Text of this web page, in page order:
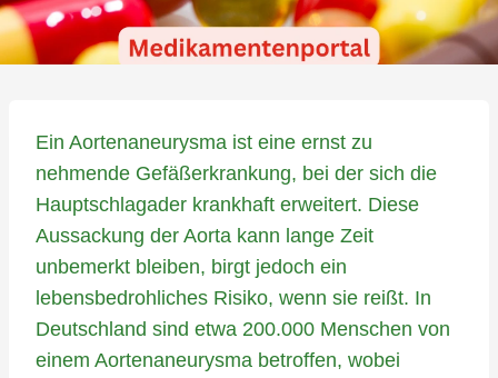
Ein Aortenaneurysma ist eine ernst zu
nehmende Gefäßerkrankung, bei der sich die
Hauptschlagader krankhaft erweitert. Diese
Aussackung der Aorta kann lange Zeit
unbemerkt bleiben, birgt jedoch ein
lebensbedrohliches Risiko, wenn sie reißt. In
Deutschland sind etwa 200.000 Menschen von
einem Aortenaneurysma betroffen, wobei